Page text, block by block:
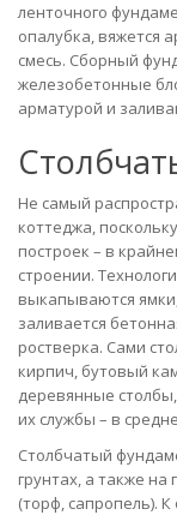
ленточного
опалубка, вяжется
смесь. Сборный
железобетонные
арматурой и
Не самый
коттеджа,
построек – в
строении.
выкапываются
заливается
ростверка. Сами
кирпич, бутовый
деревянные
их службы – в
Столбчатый
грунтах, а также на
(торф, сапропель).